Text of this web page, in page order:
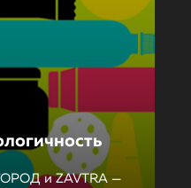
и ZAVTRA —